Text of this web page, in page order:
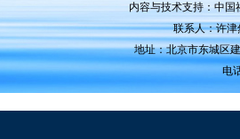
内容与技术支持：中
联系人：许津
地址：北京市东城区
电